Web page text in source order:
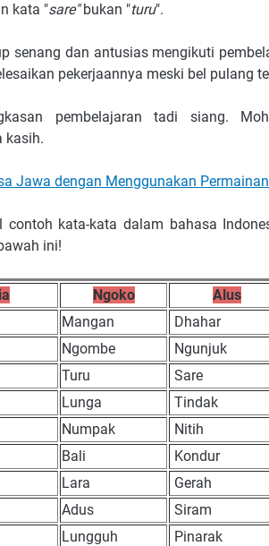
kata "sare"bukan "turu".
senang dan antusias mengikuti
pekerjaannya meski bel pulang
pembelajaran tadi siang.
kasih.
Jawa dengan Menggunakan
kata-kata dalam bahasa
ini!
Ngoko
Alus
Mangan
Dhahar
Ngombe
Ngunjuk
Turu
Sare
Lunga
Tindak
Numpak
Nitih
Bali
Kondur
Lara
Gerah
Adus
Siram
Lungguh
Pinarak